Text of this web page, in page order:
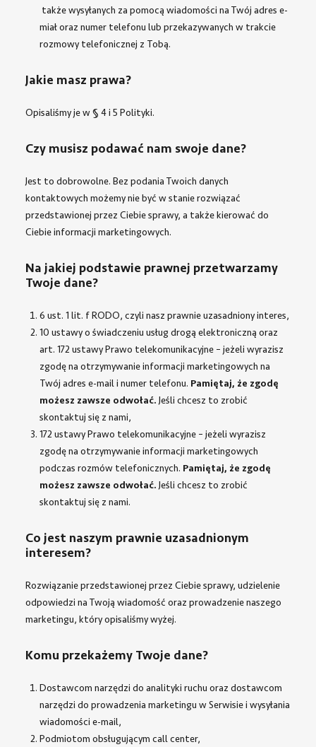
także wysyłanych za pomocą wiadomości na Twój adres e-
miał oraz numer telefonu lub przekazywanych w trakcie
rozmowy telefonicznej z Tobą.
Jakie masz prawa?
Opisaliśmy je w § 4 i 5 Polityki.
Czy musisz podawać nam swoje dane?
Jest to dobrowolne. Bez podania Twoich danych
kontaktowych możemy nie być w stanie rozwiązać
przedstawionej przez Ciebie sprawy, a także kierować do
Ciebie informacji marketingowych.
Na jakiej podstawie prawnej przetwarzamy
Twoje dane?
6 ust. 1 lit. f RODO, czyli nasz prawnie uzasadniony interes,
10 ustawy o świadczeniu usług drogą elektroniczną oraz
art. 172 ustawy Prawo telekomunikacyjne – jeżeli wyrazisz
zgodę na otrzymywanie informacji marketingowych na
Twój adres e-mail i numer telefonu. Pamiętaj, że zgodę
możesz zawsze odwołać.Jeśli chcesz to zrobić
skontaktuj się z nami,
172 ustawy Prawo telekomunikacyjne – jeżeli wyrazisz
zgodę na otrzymywanie informacji marketingowych
podczas rozmów telefonicznych. Pamiętaj, że zgodę
możesz zawsze odwołać.Jeśli chcesz to zrobić
skontaktuj się z nami.
Co jest naszym prawnie uzasadnionym
interesem?
Rozwiązanie przedstawionej przez Ciebie sprawy, udzielenie
odpowiedzi na Twoją wiadomość oraz prowadzenie naszego
marketingu, który opisaliśmy wyżej.
Komu przekażemy Twoje dane?
Dostawcom narzędzi do analityki ruchu oraz dostawcom
narzędzi do prowadzenia marketingu w Serwisie i wysyłania
wiadomości e-mail,
Podmiotom obsługującym call center,